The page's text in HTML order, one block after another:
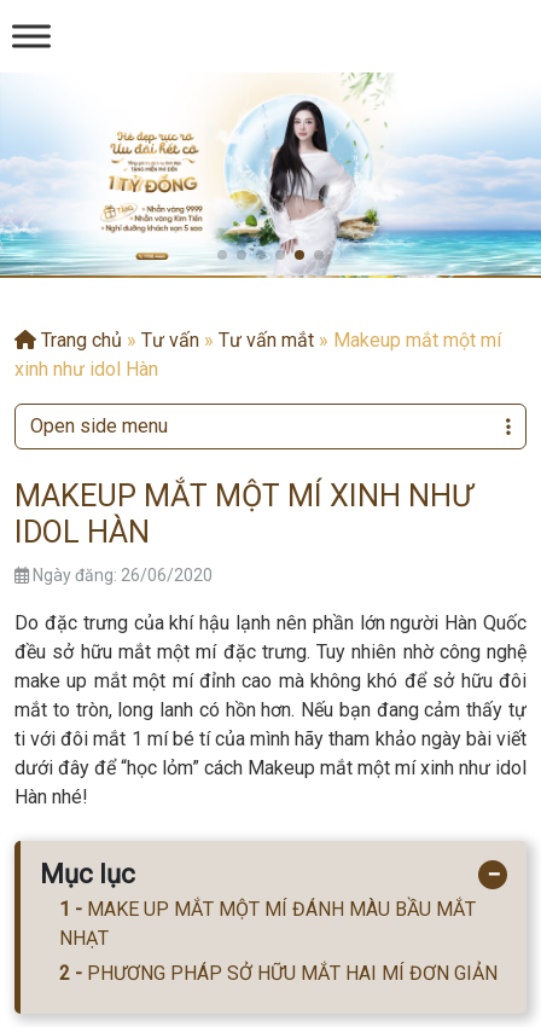
Trang chủ » Tư vấn » Tư vấn mắt » Makeup mắt một mí
xinh như idol Hàn
MAKEUP MẮT MỘT MÍ XINH NHƯ
IDOL HÀN
Ngày đăng: 26/06/2020
Do đặc trưng của khí hậu lạnh nên phần lớn người Hàn Quốc
đều sở hữu mắt một mí đặc trưng. Tuy nhiên nhờ công nghệ
make up mắt một mí đỉnh cao mà không khó để sở hữu đôi
mắt to tròn, long lanh có hồn hơn. Nếu bạn đang cảm thấy tự
ti với đôi mắt 1 mí bé tí của mình hãy tham khảo ngày bài viết
dưới đây để “học lỏm” cách Makeup mắt một mí xinh như idol
Hàn nhé!
Mục lục −
MAKE UP MẮT MỘT MÍ ĐÁNH MÀU BẦU MẮT
NHẠT
PHƯƠNG PHÁP SỞ HỮU MẮT HAI MÍ ĐƠN GIẢN
Open side menu